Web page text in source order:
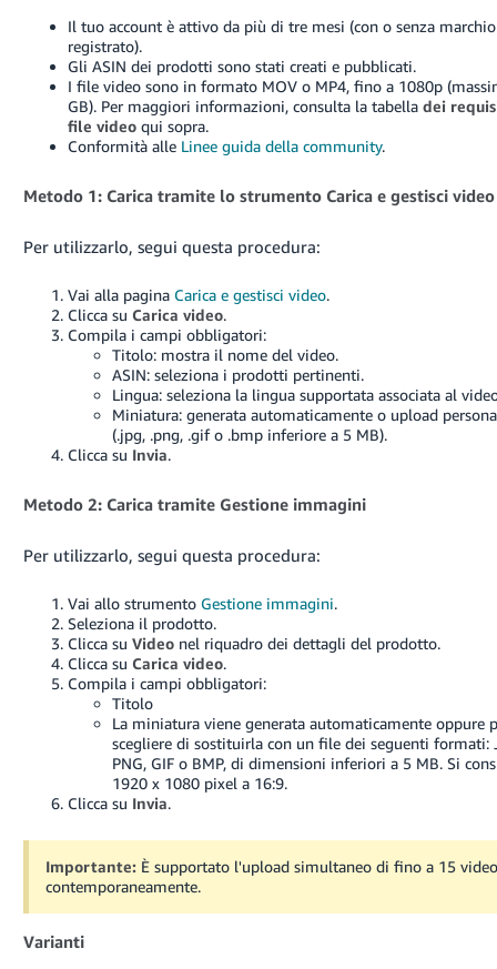
Il tuo account è attivo da più di tre mesi (con o senza marchio
registrato).
Gli ASIN dei prodotti sono stati creati e pubblicati.
I file video sono in formato MOV o MP4, fino a 1080p
GB). Per maggiori informazioni, consulta la tabelladei
file video qui sopra.
Conformità alle Linee guida della community.
Metodo 1: Carica tramite lo strumento Carica e gestisci video
Per utilizzarlo, segui questa procedura:
Vai alla pagina Carica e gestisci video.
Clicca suCarica video.
Compila i campi obbligatori:
Titolo: mostra il nome del video.
ASIN: seleziona i prodotti pertinenti.
Lingua: seleziona la lingua supportata associata al
Miniatura: generata automaticamente o upload
(.jpg, .png, .gif o .bmp inferiore a 5 MB).
Clicca su Invia.
Metodo 2: Carica tramite Gestione immagini
Per utilizzarlo, segui questa procedura:
Vai allo strumento Gestione immagini.
Seleziona il prodotto.
Clicca suVideo nel riquadro dei dettagli del prodotto.
Clicca suCarica video.
Compila i campi obbligatori:
Titolo
La miniatura viene generata automaticamente oppure
scegliere di sostituirla con un file dei seguenti formati:
PNG, GIF o BMP, di dimensioni inferiori a 5 MB. Si
1920 x 1080 pixel a 16:9.
Clicca su Invia.
Importante: È supportato l'upload simultaneo di fino a 15
contemporaneamente.
Varianti